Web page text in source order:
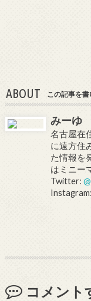
ABOUT この記事を書
みーゆ
名古屋在
に遠方住
た情報を
はミニー
Twitter:
コメント